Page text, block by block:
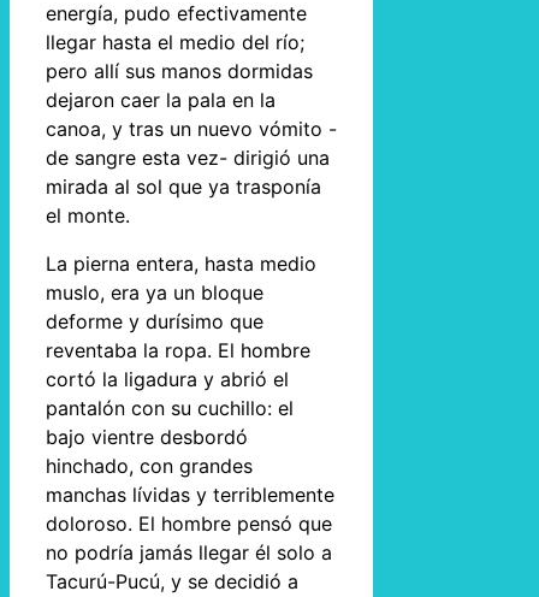
energía, pudo efectivamente
llegar hasta el medio del río;
pero allí sus manos dormidas
dejaron caer la pala en la
canoa, y tras un nuevo vómito -
de sangre esta vez- dirigió una
mirada al sol que ya trasponía
el monte.
La pierna entera, hasta medio
muslo, era ya un bloque
deforme y durísimo que
reventaba la ropa. El hombre
cortó la ligadura y abrió el
pantalón con su cuchillo: el
bajo vientre desbordó
hinchado, con grandes
manchas lívidas y terriblemente
doloroso. El hombre pensó que
no podría jamás llegar él solo a
Tacurú-Pucú, y se decidió a